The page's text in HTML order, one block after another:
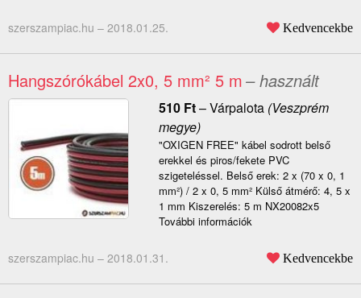
szerszampiac.hu – 2018.01.25. Kedvencekbe
Hangszórókábel 2x0, 5 mm² 5 m– használt
510 Ft–Várpalota(Veszprém
megye)
"OXIGEN FREE" kábel sodrott belső
erekkel és piros/fekete PVC
szigeteléssel. Belső erek: 2 x (70 x 0, 1
mm²) / 2 x 0, 5 mm² Külső átmérő: 4, 5 x
1 mm Kiszerelés: 5 m NX20082x5
További információk
szerszampiac.hu – 2018.01.31. Kedvencekbe